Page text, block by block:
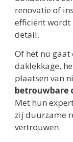
renovatie of
efficiënt wordt
detail.
Of het nu gaat
daklekkage,
plaatsen van
betrouwbare
Met hun
zij duurzame
vertrouwen.